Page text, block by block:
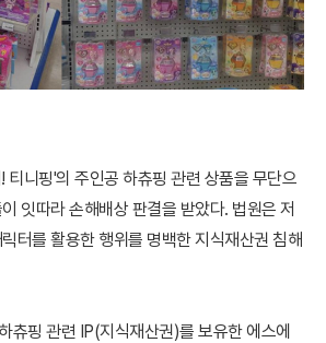
티니핑'의 주인공 하츄핑 관련 상품을 무단으
잇따라 손해배상 판결을 받았다. 법원은 저
터를 활용한 행위를 명백한 지식재산권 침해
츄핑 관련 IP(지식재산권)를 보유한 에스에